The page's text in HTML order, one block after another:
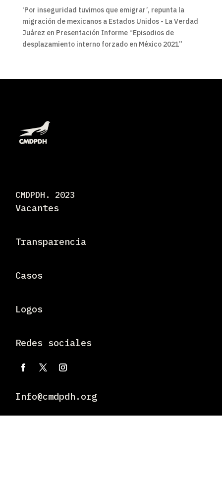
‘Por inseguridad tuvimos que emigrar’, repunta la
migración de mexicanos a Estados Unidos - La Verdad
Juárez en Presentación Informe “Episodios de
desplazamiento interno forzado en México 2021”
CMDPDH. 2023
Vacantes
Transparencia
Casos
Logos
Redes sociales
Info@cmdpdh.org